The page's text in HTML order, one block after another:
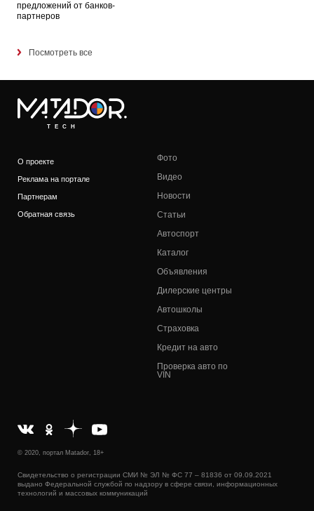
предложений от банков-
партнеров
Посмотреть все
TECH
О проекте
Реклама на портале
Партнерам
Обратная связь
Фото
Видео
Новости
Статьи
Автоспорт
Каталог
Объявления
Дилерские центры
Автошколы
Страховка
Кредит на авто
Проверка авто по
VIN
© 2020, портал Matador, 18+
Свидетельство о регистрации СМИ № ЭЛ № ФС 77 – 81836 от 09.09.2021
выдано Федеральной службой по надзору в сфере связи, информационных
технологий и массовых коммуникаций